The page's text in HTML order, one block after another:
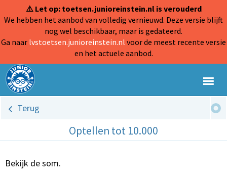
⚠️ Let op: toetsen.junioreinstein.nl is verouderd
We hebben het aanbod van volledig vernieuwd. Deze versie blijft
nog wel beschikbaar, maar is gedateerd.
Ga naar lvstoetsen.junioreinstein.nl voor de meest recente versie
en het actuele aanbod.
Terug
Optellen tot 10.000
Bekijk de som.